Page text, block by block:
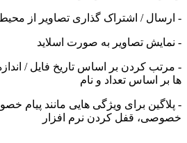
/ اشتراک گذاری تصاویر از محیط
تصاویر به صورت اسلاید
کردن بر اساس تاریخ فایل / اندازه /
اساس تعداد و نام
برای ویژگی هایی مانند پیام خصوصی
قفل کردن نرم افزار